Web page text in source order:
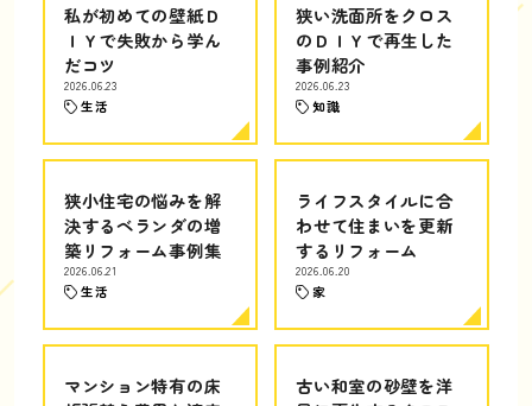
私が初めての壁紙Ｄ
ＩＹで失敗から学ん
だコツ
2026.06.23
生活
狭い洗面所をクロス
のＤＩＹで再生した
事例紹介
2026.06.23
知識
狭小住宅の悩みを解
決するベランダの増
築リフォーム事例集
2026.06.21
生活
ライフスタイルに合
わせて住まいを更新
するリフォーム
2026.06.20
家
マンション特有の床
古い和室の砂壁を洋